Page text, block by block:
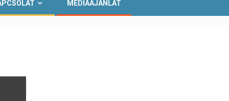
MÉDIAAJÁNLAT